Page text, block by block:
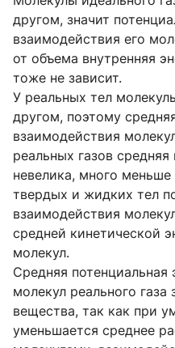
другом, значит
взаимодействия его
от объема внутренняя
тоже не зависит.
У реальных тел
другом, поэтому
взаимодействия
реальных газов средняя
невелика, много
твердых и жидких тел
взаимодействия
средней кинетической
молекул.
Средняя потенциальная
молекул реального газа
вещества, так как при
уменьшается среднее